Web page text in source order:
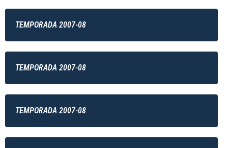
TEMPORADA 2007-08
TEMPORADA 2007-08
TEMPORADA 2007-08